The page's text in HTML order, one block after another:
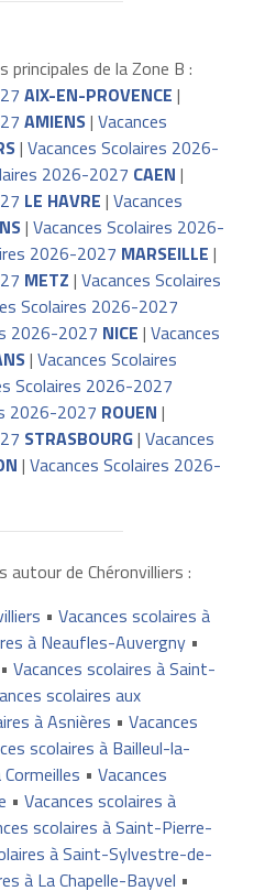
principales de la Zone B :
AIX-EN-PROVENCE |
AMIENS| Vacances
| Vacances Scolaires 2026-
2026-2027 CAEN |
LE HAVRE | Vacances
| Vacances Scolaires 2026-
2026-2027 MARSEILLE |
METZ | Vacances Scolaires
Scolaires 2026-2027
2026-2027 NICE | Vacances
| Vacances Scolaires
Scolaires 2026-2027
2026-2027 ROUEN |
STRASBOURG| Vacances
| Vacances Scolaires 2026-
autour de Chéronvilliers :
• Vacances scolaires à
à Neaufles-Auvergny•
• Vacances scolaires à Saint-
scolaires aux
à Asnières • Vacances
scolaires à Bailleul-la-
• Vacances
• Vacances scolaires à
scolaires à Saint-Pierre-
à Saint-Sylvestre-de-
à La Chapelle-Bayvel •